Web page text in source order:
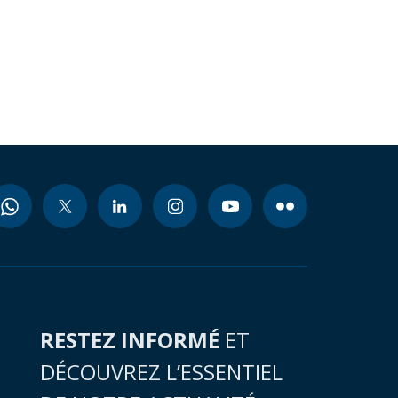
RESTEZ INFORMÉ ET
DÉCOUVREZ L’ESSENTIEL